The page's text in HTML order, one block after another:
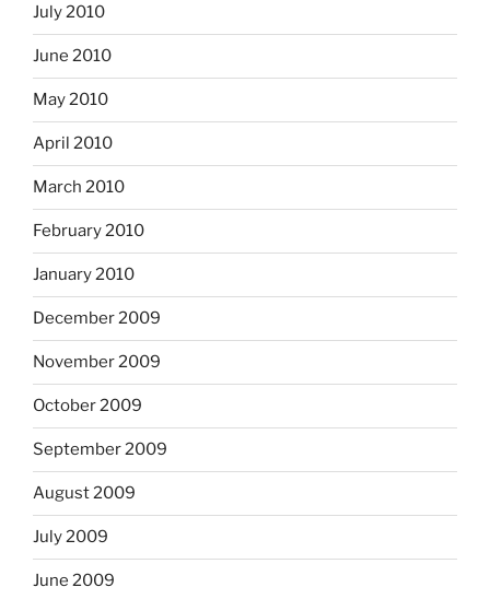
July 2010
June 2010
May 2010
April 2010
March 2010
February 2010
January 2010
December 2009
November 2009
October 2009
September 2009
August 2009
July 2009
June 2009